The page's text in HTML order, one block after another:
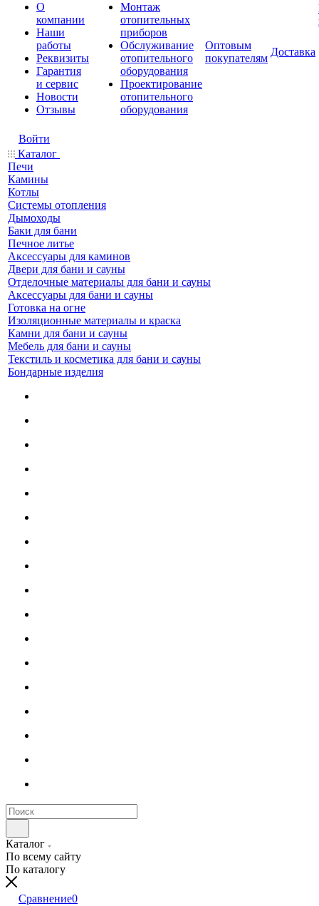
О
компании
Наши
работы
Реквизиты
Гарантия
и сервис
Новости
Отзывы
Монтаж
отопительных
приборов
Обслуживание
отопительного
оборудования
Проектирование
отопительного
оборудования
Оптовым
покупателям
Доставка
Войти
Каталог
Печи
Камины
Котлы
Системы отопления
Дымоходы
Баки для бани
Печное литье
Аксессуары для каминов
Двери для бани и сауны
Отделочные материалы для бани и сауны
Аксессуары для бани и сауны
Готовка на огне
Изоляционные материалы и краска
Камни для бани и сауны
Мебель для бани и сауны
Текстиль и косметика для бани и сауны
Бондарные изделия
Каталог
По всему сайту
По каталогу
Сравнение0